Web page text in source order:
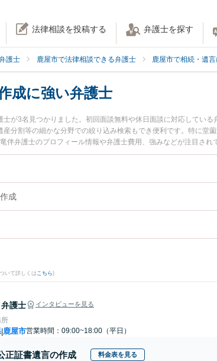
法律相談を投稿する 弁護士を探す
護士 鹿屋市で法律相談できる弁護士 鹿屋市で相続・遺
成に強い弁護士
が3名見つかりました。初回面談無料や休日面談に対応してい
分割等の細かな分野での絞り込み検索もでき便利です。特に堂
伴弁護士のプロフィール情報や弁護士費用、強みなどが注目さ
正証書遺言の作成のトラブル解決の実績豊富な近くの弁護士を
困りの相談者さんにおすすめです。
成
いて詳しくは こちら)
弁護士 インタビューを見る
|鹿屋市営業時間：09:00~18:00（平日）
正証書遺言の作成 料金表を見る